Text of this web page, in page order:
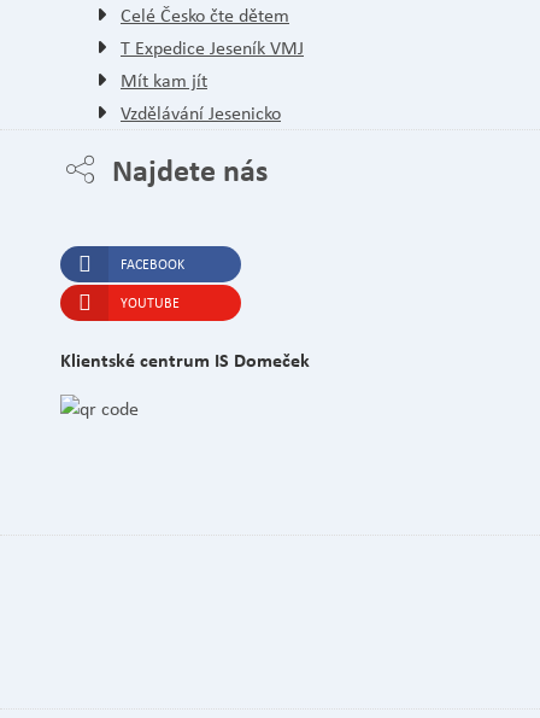
Celé Česko čte dětem
T Expedice Jeseník VMJ
Mít kam jít
Vzdělávání Jesenicko
Najdete nás
FACEBOOK
YOUTUBE
Klientské centrum IS Domeček